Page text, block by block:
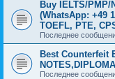
Buy IELTS/PMP/
(WhatsApp: +49
TOEFL, PTE,
Последнее
Best Counterfeit
Последнее